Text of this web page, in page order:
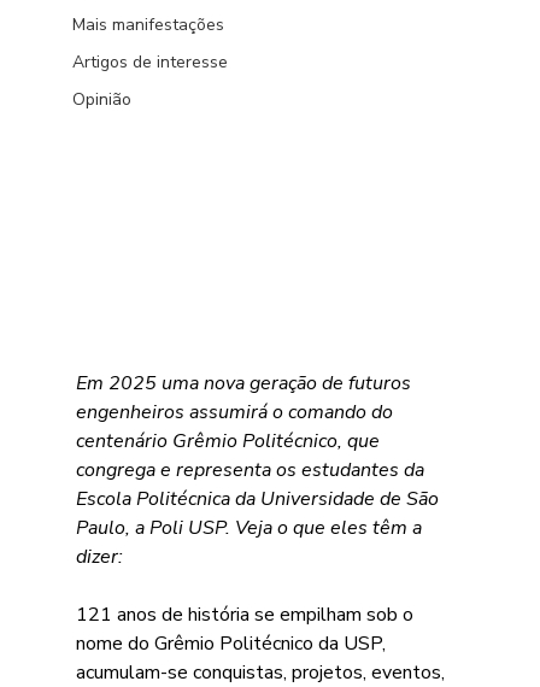
Mais manifestações
Artigos de interesse
Opinião
Em 2025 uma nova geração de futuros
engenheiros assumirá o comando do
centenário Grêmio Politécnico, que
congrega e representa os estudantes da
Escola Politécnica da Universidade de São
Paulo, a Poli USP. Veja o que eles têm a
dizer:
121 anos de história se empilham sob o
nome do Grêmio Politécnico da USP,
acumulam-se conquistas, projetos, eventos,